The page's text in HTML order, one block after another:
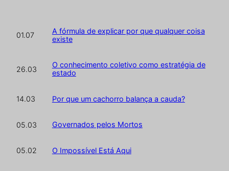
01.07
A fórmula de explicar por que qualquer coisa
existe
26.03
O conhecimento coletivo como estratégia de
estado
14.03 Por que um cachorro balança a cauda?
05.03 Governados pelos Mortos
05.02 O Impossível Está Aqui